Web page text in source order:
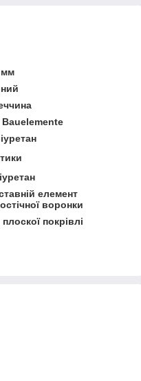
мм
Bauelemente
елемент
воронки
покрівлі